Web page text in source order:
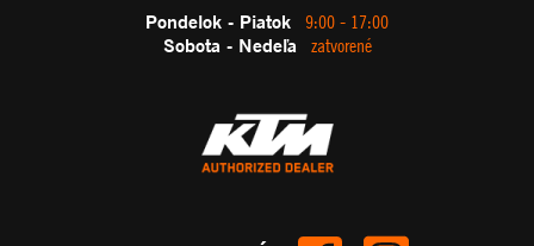
Pondelok - Piatok 9:00 - 17:00
Sobota - Nedeľa zatvorené